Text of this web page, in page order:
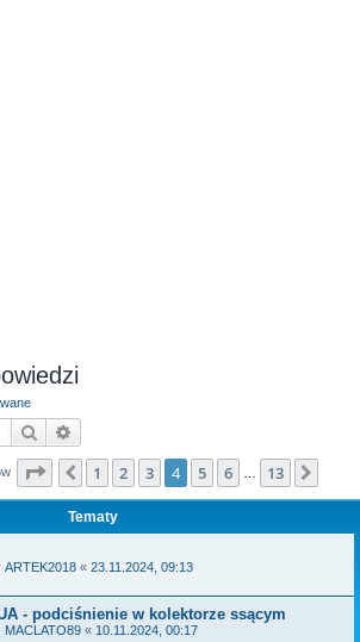
Szukaj
Strona z13
Poprzednia
1 2 3 4 5 6 13
Tematy
ARTEK2018 « 23.11.2024, 09:13
- podciśnienie w kolektorze ssącym
MACLATO89 « 10.11.2024, 00:17